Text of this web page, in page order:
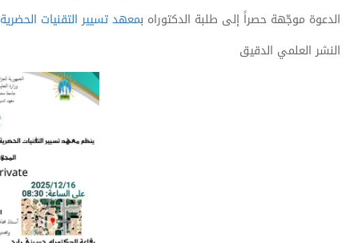
الدعوة موجّهة حصراً إلى طلبة الدكتوراه بمعهد تسيير التقنيات الحضرية
النشر العلمي الدقيق